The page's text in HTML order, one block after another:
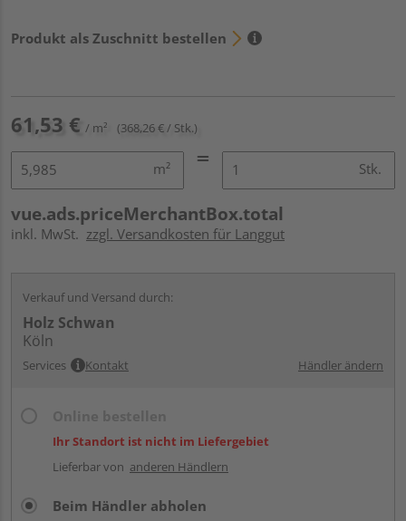
Produkt als Zuschnitt bestellen
61,53 € / m² (368,26 € / Stk.)
m² Stk.
vue.ads.priceMerchantBox.total
inkl. MwSt. zzgl. Versandkosten für Langgut
Verkauf und Versand durch:
Holz Schwan
Köln
Services Kontakt Händler ändern
Ihr Standort ist nicht im Liefergebiet
Lieferbar von anderen Händlern
Beim Händler abholen